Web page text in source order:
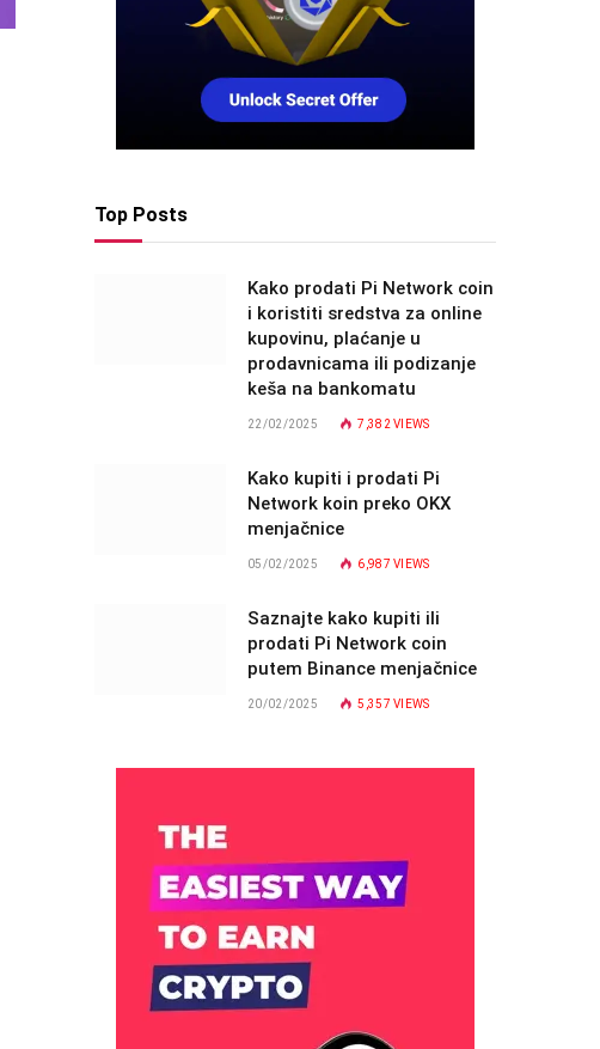
Top Posts
Kako prodati Pi Network coin
i koristiti sredstva za online
kupovinu, plaćanje u
prodavnicama ili podizanje
keša na bankomatu
22/02/2025 7,382VIEWS
Kako kupiti i prodati Pi
Network koin preko OKX
menjačnice
05/02/2025 6,987VIEWS
Saznajte kako kupiti ili
prodati Pi Network coin
putem Binance menjačnice
20/02/2025 5,357VIEWS